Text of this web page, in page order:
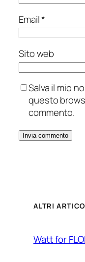
Email*
Sito web
Salva il mio
questo
commento.
ALTRI
Watt for